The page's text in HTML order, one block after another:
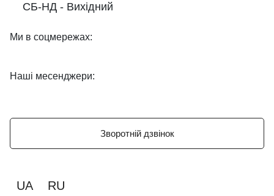
СБ-НД - Вихідний
Ми в соцмережах:
Наші месенджери:
Зворотній дзвінок
UA RU